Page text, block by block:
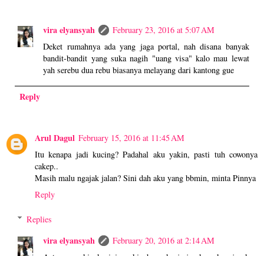
vira elyansyah
February 23, 2016 at 5:07 AM
Deket rumahnya ada yang jaga portal, nah disana banyak
bandit-bandit yang suka nagih "uang visa" kalo mau lewat
yah serebu dua rebu biasanya melayang dari kantong gue
Reply
Arul Dagul February 15, 2016 at 11:45 AM
Itu kenapa jadi kucing? Padahal aku yakin, pasti tuh cowonya
cakep..
Masih malu ngajak jalan? Sini dah aku yang bbmin, minta Pinnya
Reply
Replies
vira elyansyah
February 20, 2016 at 2:14 AM